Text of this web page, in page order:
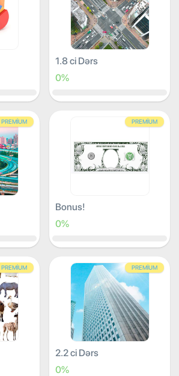
1.8 ci Dərs
0%
PREMIUM PREMIUM
Bonus!
0%
PREMIUM PREMIUM
2.2 ci Dərs
0%